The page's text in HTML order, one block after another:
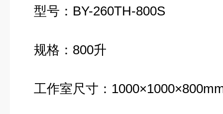
型号：BY-260TH-800S
规格：800升
工作室尺寸：